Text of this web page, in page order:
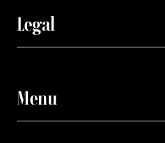
Legal
Menu